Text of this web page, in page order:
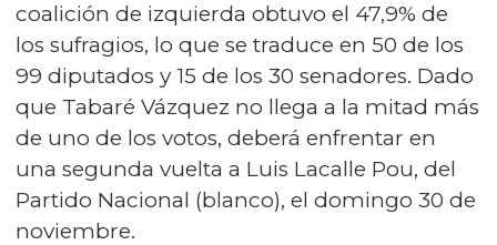
coalición de izquierda obtuvo el 47,9% de
los sufragios, lo que se traduce en 50 de los
99 diputados y 15 de los 30 senadores. Dado
que Tabaré Vázquez no llega a la mitad más
de uno de los votos, deberá enfrentar en
una segunda vuelta a Luis Lacalle Pou, del
Partido Nacional (blanco), el domingo 30 de
noviembre.